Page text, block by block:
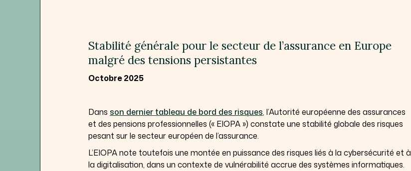
Stabilité générale pour le secteur de l’assurance en Europe
malgré des tensions persistantes
Octobre 2025
Dans son dernier tableau de bord des risques, l’Autorité européenne des assurances
et des pensions professionnelles (« EIOPA ») constate une stabilité globale des risques
pesant sur le secteur européen de l’assurance.
L’EIOPA note toutefois une montée en puissance des risques liés à la cybersécurité et à
la digitalisation, dans un contexte de vulnérabilité accrue des systèmes informatiques.